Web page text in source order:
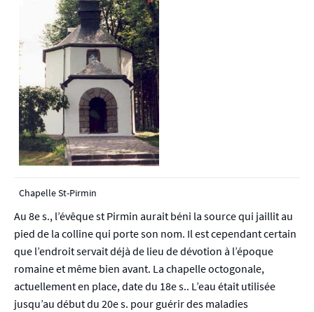
Chapelle St-Pirmin
Au 8e s., l’évêque st Pirmin aurait béni la source qui jaillit au
pied de la colline qui porte son nom. Il est cependant certain
que l’endroit servait déjà de lieu de dévotion à l’époque
romaine et même bien avant. La chapelle octogonale,
actuellement en place, date du 18e s.. L’eau était utilisée
jusqu’au début du 20e s. pour guérir des maladies